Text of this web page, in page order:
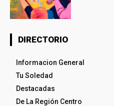
DIRECTORIO
Informacion General
Tu Soledad
Destacadas
De La Región Centro